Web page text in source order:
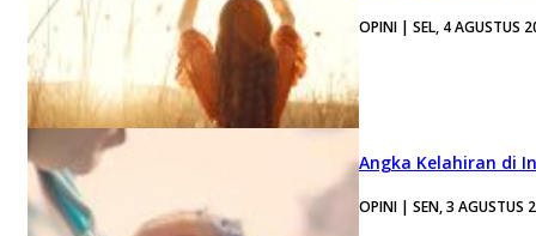
OPINI | SEL, 4 AGUSTUS
Angka Kelahiran di
OPINI | SEN, 3 AGUSTUS